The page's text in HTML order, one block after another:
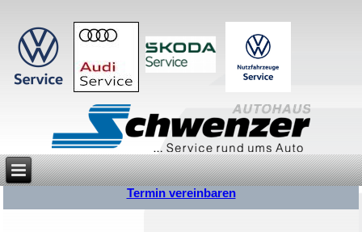
Termin vereinbaren